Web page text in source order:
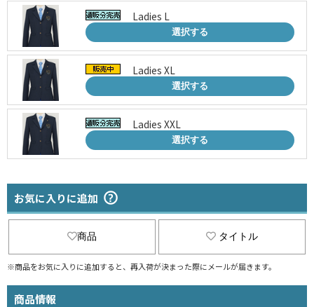
Ladies L
選択する
Ladies XL
選択する
Ladies XXL
選択する
お気に入りに追加
商品 タイトル
※商品をお気に入りに追加すると、再入荷が決まった際にメールが届きます。
商品情報